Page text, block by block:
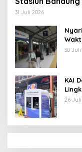
Barat
31 Juli 2026
30 Juli
KAI
26